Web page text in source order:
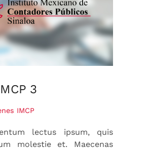
3
IMCP
lectus ipsum, quis
molestie et. Maecenas